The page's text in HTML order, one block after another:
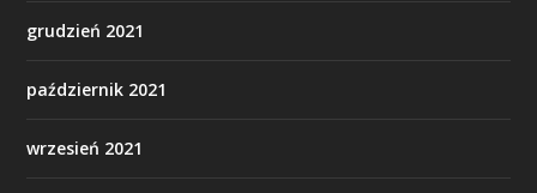
grudzień 2021
październik 2021
wrzesień 2021